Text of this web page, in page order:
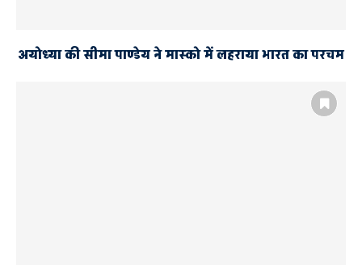
अयोध्या की सीमा पाण्डेय ने मास्को में लहराया भारत का परचम